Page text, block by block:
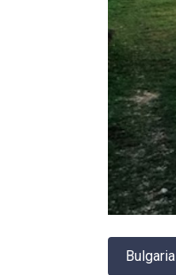
Bulgaria